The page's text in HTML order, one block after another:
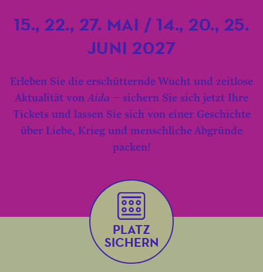
15., 22., 27. MAI / 14., 20., 25.
JUNI 2027
Erleben Sie die erschütternde Wucht und zeitlose
Aktualität vonAida – sichern Sie sich jetzt Ihre
Tickets und lassen Sie sich von einer Geschichte
über Liebe, Krieg und menschliche Abgründe
packen!
PLATZ
SICHERN